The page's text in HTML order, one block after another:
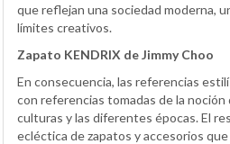
que reflejan una sociedad moderna,
límites creativos.
Zapato KENDRIX de Jimmy Choo
En consecuencia, las referencias
con referencias tomadas de la noción
culturas y las diferentes épocas. El
ecléctica de zapatos y accesorios